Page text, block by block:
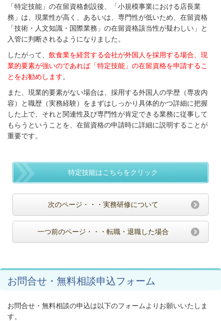
「特定技能」の在留資格創設後、「小規模事業における店長業
務」は、現業性が高く、あるいは、専門性が低いため、在留資格
「技術・人文知識・国際業務」の在留資格該当性が疑わしい」と
入管に判断されるようになりました。
したがって、 飲食業を経営する会社が外国人を採用する場合、現
業的要素が強いのであれば「特定技能」の在留資格を申請するこ
とをお勧めします。
また、現業的要素がない場合は、採用する外国人の学歴（専攻内
容）と職歴（実務経験）をまずはしっかり具体的かつ詳細に把握
した上で、それと関連性及び専門性が肯定できる業務に従事して
もらうということを、在留資格の申請時に詳細に説明することが
重要です。
特定技能はこちらをクリック
次のページ・・・実務研修について
一つ前のページ・・・転職・退職した場合
お問合せ・無料相談申込フォーム
お問合せ・無料相談の申込は以下のフォームよりお願いいたしま
す。